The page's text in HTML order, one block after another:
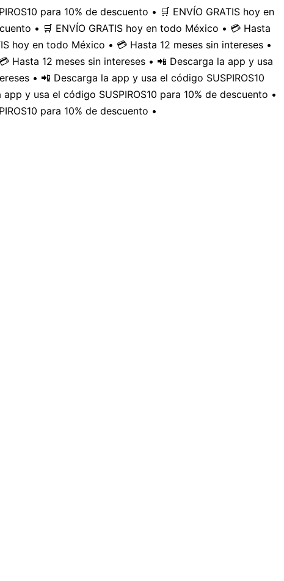
para 10% de descuento • 🛒 ENVÍO GRATIS hoy en
• 🛒 ENVÍO GRATIS hoy en todo México • 💳 Hasta
hoy en todo México • 💳 Hasta 12 meses sin intereses •
Hasta 12 meses sin intereses • 📲 Descarga la app y usa
• 📲 Descarga la app y usa el código SUSPIROS10
y usa el código SUSPIROS10 para 10% de descuento •
para 10% de descuento •